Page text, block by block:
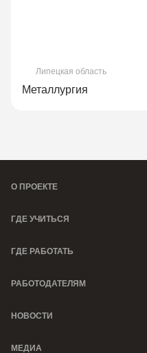
Липецкая область
Металлургия
О ПРОЕКТЕ
ГДЕ УЧИТЬСЯ
ГДЕ РАБОТАТЬ
РАБОТОДАТЕЛЯМ
НОВОСТИ
МЕДИА